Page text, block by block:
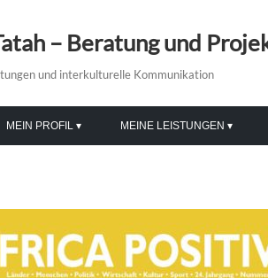
– Beratung und
und interkulturelle Kommunikation
MEIN PROFIL MEINE LEISTUNGEN
PR-BERATUNG & TRAINING
BILDUNG & INTEGRATION